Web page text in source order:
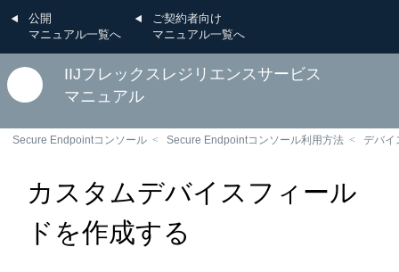
公開
マニュアル一覧へ
ご契約者向け
マニュアル一覧へ
IIJフレックスレジリエンスサービス
マニュアル
Secure Endpointコンソール Secure Endpointコンソール利用方法 デバイ
カスタムデバイスフィール
ドを作成する